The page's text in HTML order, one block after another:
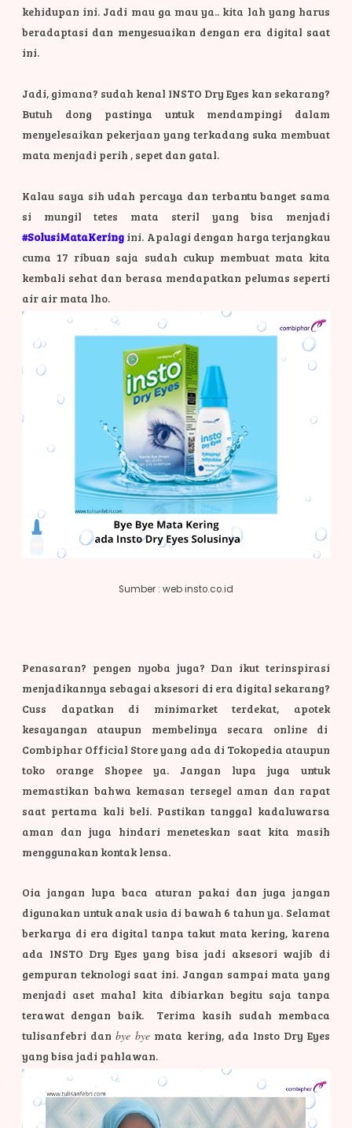
kehidupan ini. Jadi mau ga mau ya.. kita lah yang harus
beradaptasi dan menyesuaikan dengan era digital saat
ini.
Jadi, gimana? sudah kenal INSTO Dry Eyes kan sekarang?
Butuh dong pastinya untuk mendampingi dalam
menyelesaikan pekerjaan yang terkadang suka membuat
mata menjadi perih , sepet dan gatal.
Kalau saya sih udah percaya dan terbantu banget sama
si mungil tetes mata steril yang bisa menjadi
#SolusiMataKering ini. Apalagi dengan harga terjangkau
cuma 17 ribuan saja sudah cukup membuat mata kita
kembali sehat dan berasa mendapatkan pelumas seperti
air air mata lho.
Sumber : web insto.co.id
Penasaran? pengen nyoba juga? Dan ikut terinspirasi
menjadikannya sebagai aksesori di era digital sekarang?
Cuss dapatkan di minimarket terdekat, apotek
kesayangan ataupun membelinya secara online di
Combiphar Official Store yang ada di Tokopedia ataupun
toko orange Shopee ya. Jangan lupa juga untuk
memastikan bahwa kemasan tersegel aman dan rapat
saat pertama kali beli. Pastikan tanggal kadaluwarsa
aman dan juga hindari meneteskan saat kita masih
menggunakan kontak lensa.
Oia jangan lupa baca aturan pakai dan juga jangan
digunakan untuk anak usia di bawah 6 tahun ya. Selamat
berkarya di era digital tanpa takut mata kering, karena
ada INSTO Dry Eyes yang bisa jadi aksesori wajib di
gempuran teknologi saat ini. Jangan sampai mata yang
menjadi aset mahal kita dibiarkan begitu saja tanpa
terawat dengan baik.
Terima kasih sudah membaca
tulisanfebri danbye bye mata kering, ada Insto Dry Eyes
yang bisa jadi pahlawan.